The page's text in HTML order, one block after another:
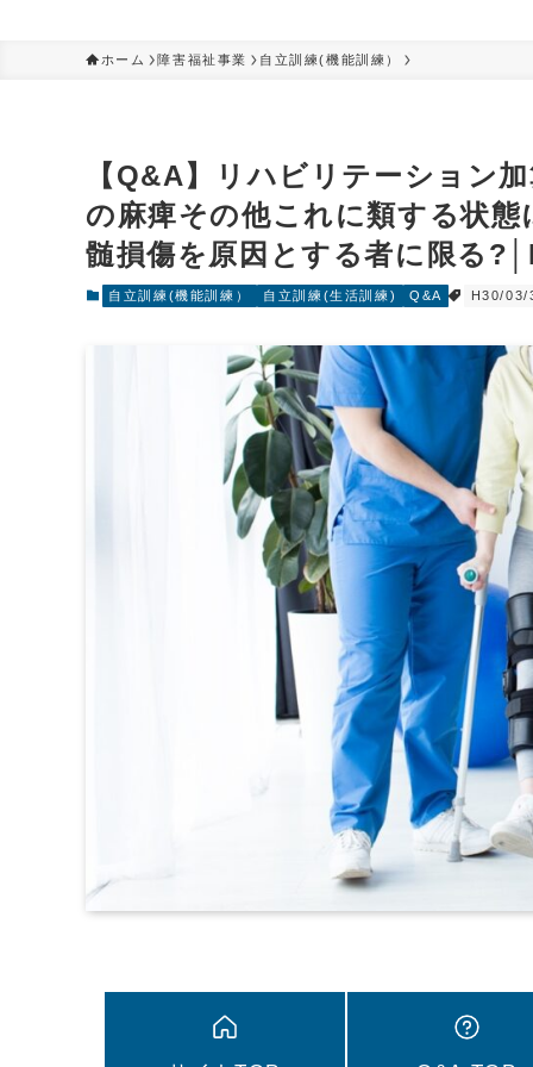
ホーム 障害福祉事業 自立訓練(機能訓練）
【Q&A】リハビリテーション
の麻痺その他これに類する状
髄損傷を原因とする者に限る
自立訓練(機能訓練） 自立訓練(生活訓練) Q&A H30/03/